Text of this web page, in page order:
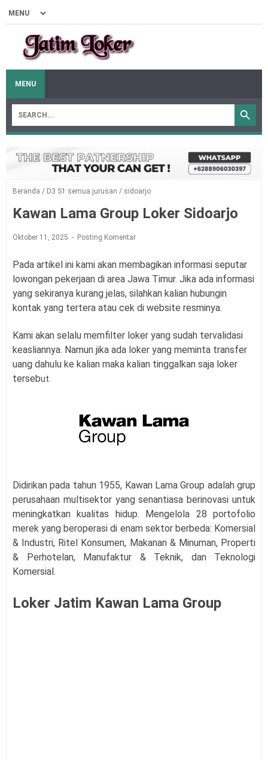
MENU
Beranda / D3 S1 semua jurusan / sidoarjo
Kawan Lama Group Loker Sidoarjo
Oktober 11, 2025 Posting Komentar
Pada artikel ini kami akan membagikan informasi seputar
lowongan pekerjaan di area Jawa Timur. Jika ada informasi
yang sekiranya kurang jelas, silahkan kalian hubungin
kontak yang tertera atau cek di website resminya.
Kami akan selalu memfilter loker yang sudah tervalidasi
keasliannya. Namun jika ada loker yang meminta transfer
uang dahulu ke kalian maka kalian tinggalkan saja loker
tersebut.
Didirikan pada tahun 1955, Kawan Lama Group adalah grup
perusahaan multisektor yang senantiasa berinovasi untuk
meningkatkan kualitas hidup. Mengelola 28 portofolio
merek yang beroperasi di enam sektor berbeda: Komersial
& Industri, Ritel Konsumen, Makanan & Minuman, Properti
& Perhotelan, Manufaktur & Teknik, dan Teknologi
Komersial.
Loker Jatim Kawan Lama Group